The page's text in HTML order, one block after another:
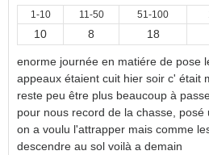
1-10 11-50 51-100
10 8 18
enorme journée en matiére de pose
appeaux étaient cuit hier soir c' était
reste peu être plus beaucoup à
pour nous record de la chasse,
on a voulu l'attrapper mais comme
descendre au sol voilà a demain